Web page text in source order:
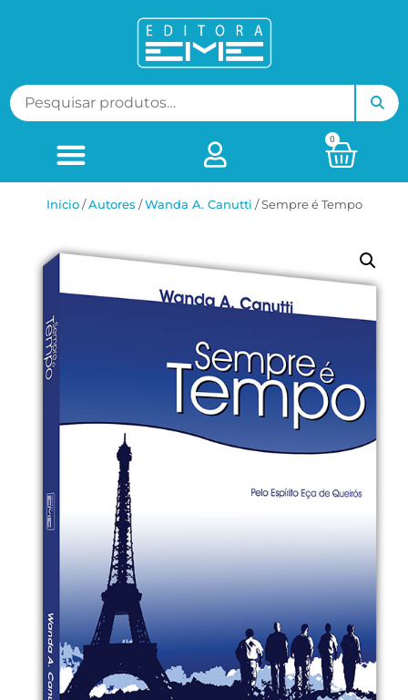
0
Início/ㅤAutores /Wanda A. Canutti / Sempre é Tempo